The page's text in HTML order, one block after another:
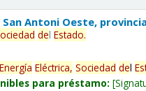
Antoni Oeste,
delEstado.
Energía Eléctrica, Sociedad del
para préstamo: